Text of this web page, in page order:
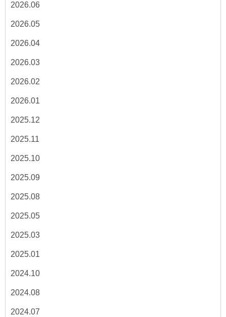
2026.06
2026.05
2026.04
2026.03
2026.02
2026.01
2025.12
2025.11
2025.10
2025.09
2025.08
2025.05
2025.03
2025.01
2024.10
2024.08
2024.07